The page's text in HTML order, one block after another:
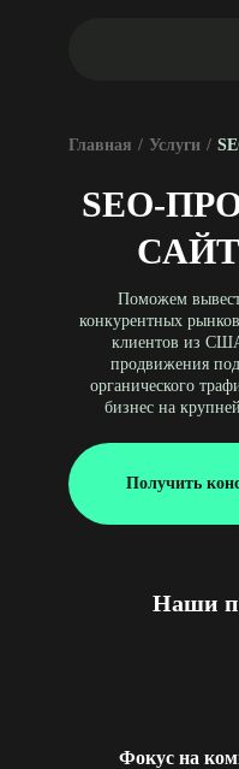
Главная / Услуги /
SEO-
Поможем
конкурентных
клиентов из
продвижения
органического
бизнес на
Получить
Наши
Фокус на